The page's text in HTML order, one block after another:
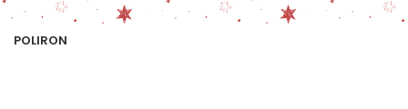
POLIRON